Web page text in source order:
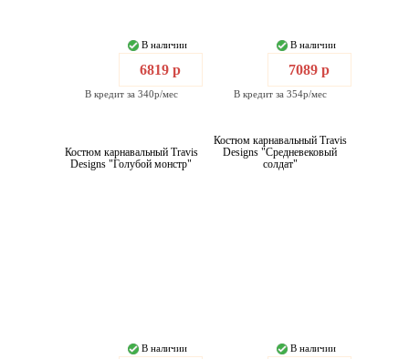
В наличии
6819 р
В кредит за 340р/мес
В наличии
7089 р
В кредит за 354р/мес
Костюм карнавальный Travis
Designs "Голубой монстр"
В наличии
Костюм карнавальный Travis
Designs "Средневековый
солдат"
В наличии